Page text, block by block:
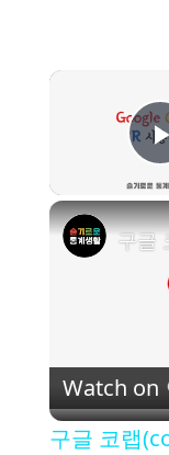
Watch on
구글 코랩